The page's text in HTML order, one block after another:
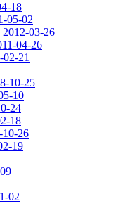
18
05-02
03-26
04-26
21
10-25
10
24
18
10-26
19
02